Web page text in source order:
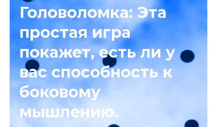
Головоломка: Эта
простая игра
покажет, есть ли у
вас способность к
боковому
мышлению.